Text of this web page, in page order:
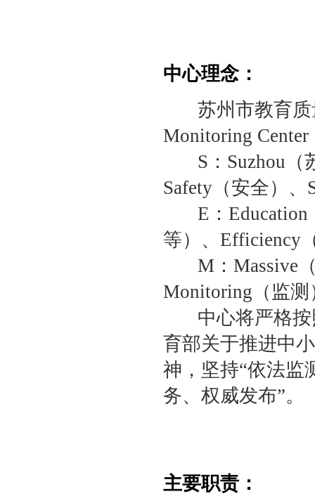
中心理念：
苏州市教育质
Monitoring
S：Suzhou（
Safety（安全）、
E：Education
等）、Efficiency
M：Massive（
Monitoring（监测
中心将严格按
育部关于推进中
神，坚持“依法监
务、权威发布”。
主要职责：